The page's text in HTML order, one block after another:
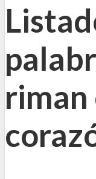
riman